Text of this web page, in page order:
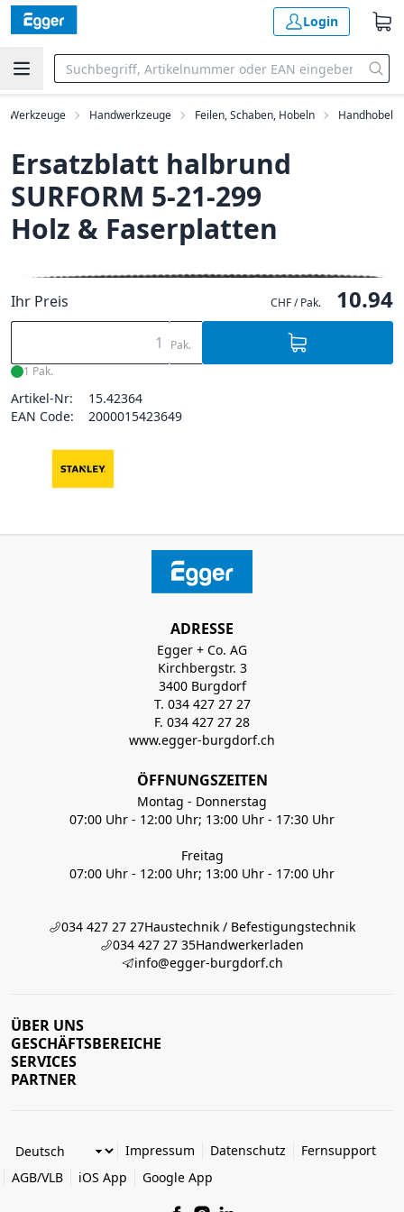
Login
Werkzeuge Handwerkzeuge Feilen, Schaben, Hobeln Handhobel
Ersatzblatt halbrund
SURFORM 5-21-299
Holz & Faserplatten
Ihr Preis CHF / Pak. 10.94
Pak.
1 Pak.
Artikel-Nr:
15.42364
EAN Code:
2000015423649
ADRESSE
Egger + Co. AG
Kirchbergstr. 3
3400 Burgdorf
T. 034 427 27 27
F. 034 427 27 28
www.egger-burgdorf.ch
ÖFFNUNGSZEITEN
Montag - Donnerstag
07:00 Uhr - 12:00 Uhr; 13:00 Uhr - 17:30 Uhr
Freitag
07:00 Uhr - 12:00 Uhr; 13:00 Uhr - 17:00 Uhr
034 427 27 27Haustechnik / Befestigungstechnik
034 427 27 35Handwerkerladen
info@egger-burgdorf.ch
ÜBER UNS
GESCHÄFTSBEREICHE
SERVICES
PARTNER
Impressum Datenschutz
Fernsupport
AGB/VLB
iOS App Google App